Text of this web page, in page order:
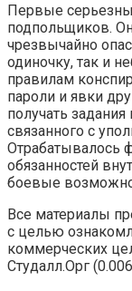
Первые
подпольщиков.
чрезвычайно
одиночку, так и
правилам
пароли и явки
получать
связанного с
Отрабатывалось
обязанностей
боевые
Все материалы
с целью
коммерческих
Студалл.Орг